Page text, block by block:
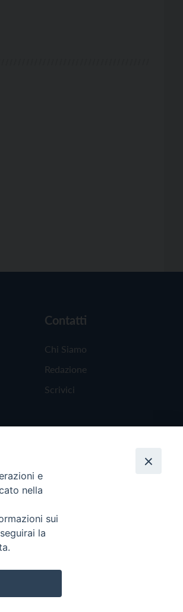
Contatti
Chi Siamo
Redazione
Scrivici
e
nella
sui
la